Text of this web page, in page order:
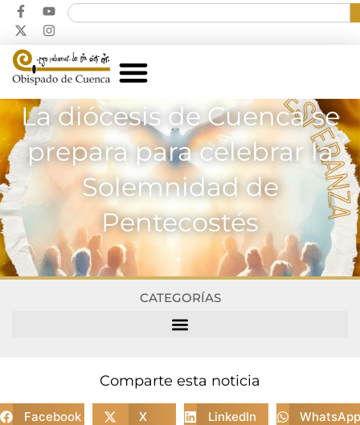
La diócesis de Cuenca se
prepara para celebrar la
Solemnidad de
Pentecostés
CATEGORÍAS
Comparte esta noticia
Facebook X LinkedIn WhatsApp